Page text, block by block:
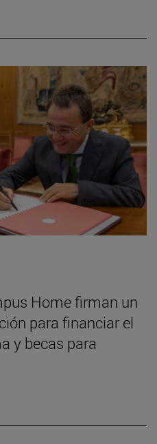
Home firman un
para financiar el
y becas para